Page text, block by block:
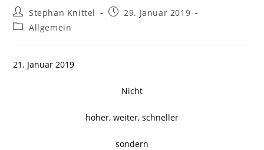
Stephan Knittel
29. Januar 2019
Allgemein
21. Januar 2019
Nicht
höher, weiter, schneller
sondern